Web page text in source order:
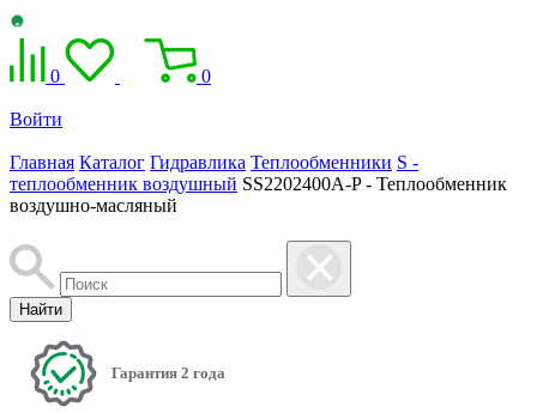
0 0
Войти
Главная Каталог Гидравлика Теплообменники S -
теплообменник воздушный SS2202400A-P - Теплообменник
воздушно-масляный
Найти
Гарантия 2 года